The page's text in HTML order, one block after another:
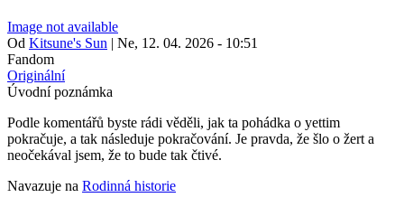
Image not available
Od Kitsune's Sun | Ne, 12. 04. 2026 - 10:51
Fandom
Originální
Úvodní poznámka
Podle komentářů byste rádi věděli, jak ta pohádka o yettim
pokračuje, a tak následuje pokračování. Je pravda, že šlo o žert a
neočekával jsem, že to bude tak čtivé.
Navazuje na Rodinná historie